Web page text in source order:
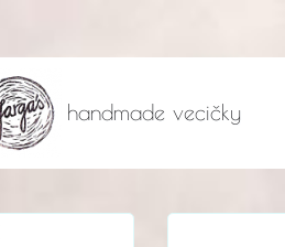
handmade vecičky